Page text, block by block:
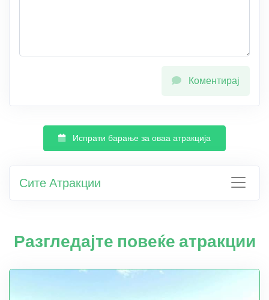
Коментирај
Испрати барање за оваа атракција
Сите Атракции
Разгледајте повеќе атракции